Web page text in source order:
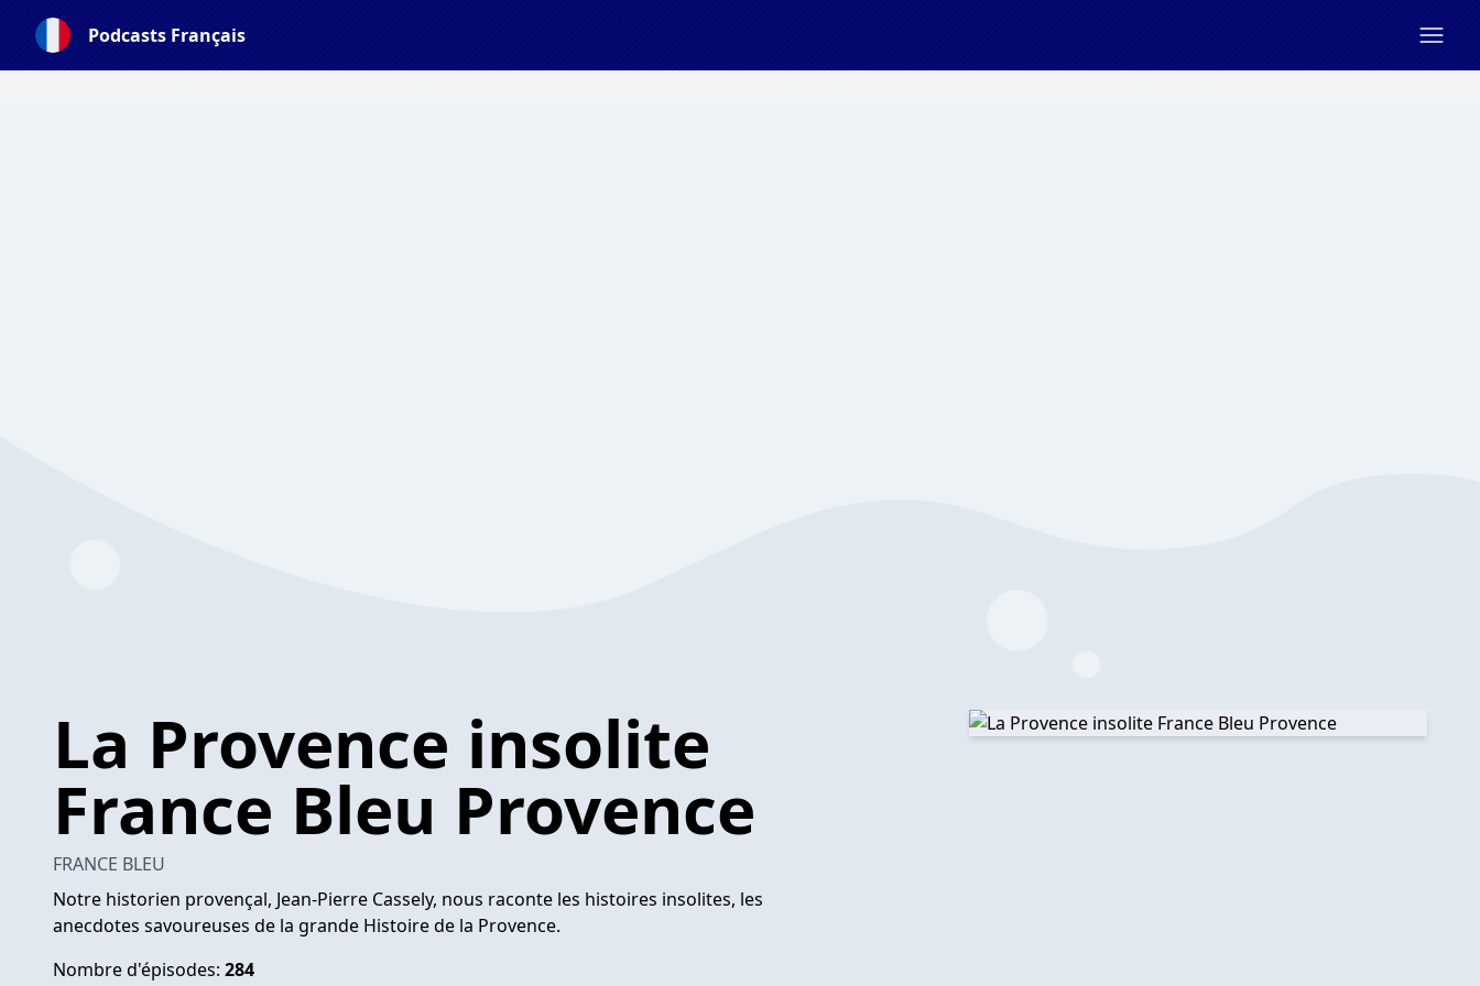
Podcasts Français
La Provence insolite
France Bleu Provence
FRANCE BLEU
Notre historien provençal, Jean-Pierre Cassely, nous raconte les histoires insolites, les
anecdotes savoureuses de la grande Histoire de la Provence.
Nombre d'épisodes: 284